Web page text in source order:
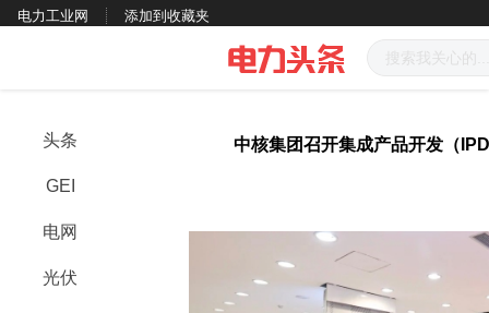
电力工业网 添加到收藏夹
头条
GEI
电网
光伏
中核集团召开集成产品开发（